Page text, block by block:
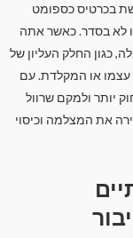
בכרטיס כספומט
לא בסדר. כאשר אתה
כגון החלק העליון של
עצמו או המקלדת. עם
יותר ולמקם שרוול
את המצלמה וכיסוי